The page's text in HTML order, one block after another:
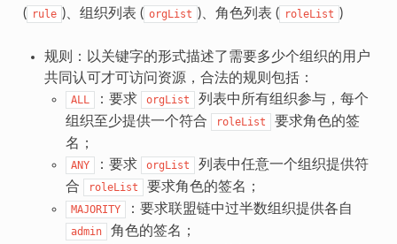
( rule )、组织列表 ( orgList )、角色列表 ( roleList )
规则：以关键字的形式描述了需要多少个组织的用户
共同认可才可访问资源，合法的规则包括：
ALL ：要求 orgList
列表中所有组织参与，每个
组织至少提供一个符合
roleList
要求角色的签
名；
ANY ：要求 orgList
列表中任意一个组织提供符
合
roleList 要求角色的签名；
MAJORITY ：要求联盟链中过半数组织提供各自
admin
角色的签名；